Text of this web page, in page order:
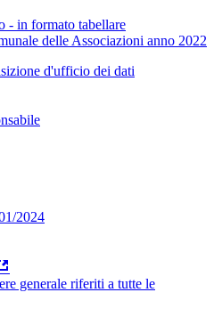
- in formato tabellare
delle Associazioni anno 2022
d'ufficio dei dati
2024
generale riferiti a tutte le